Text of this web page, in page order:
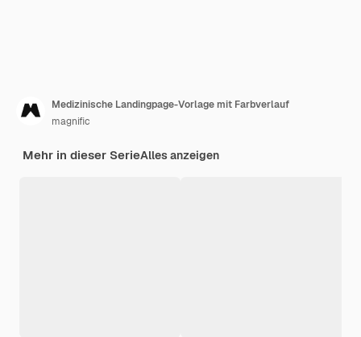
Medizinische Landingpage-Vorlage mit Farbverlauf
magnific
Mehr in dieser SerieAlles anzeigen